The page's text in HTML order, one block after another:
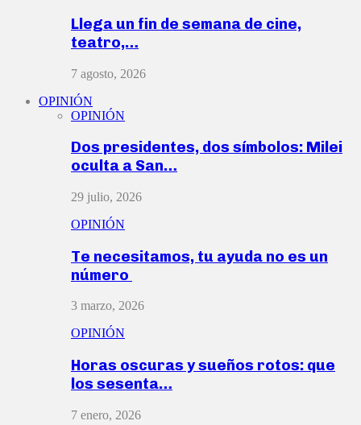
Llega un fin de semana de cine,
teatro,…
7 agosto, 2026
OPINIÓN
OPINIÓN
Dos presidentes, dos símbolos: Milei
oculta a San…
29 julio, 2026
OPINIÓN
Te necesitamos, tu ayuda no es un
número
3 marzo, 2026
OPINIÓN
Horas oscuras y sueños rotos: que
los sesenta…
7 enero, 2026